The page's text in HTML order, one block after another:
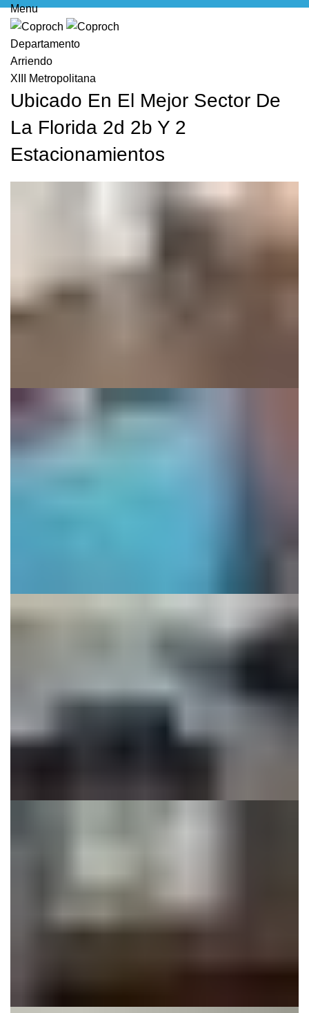
Menu
Departamento
Arriendo
XIII Metropolitana
Ubicado En El Mejor Sector De
La Florida 2d 2b Y 2
Estacionamientos